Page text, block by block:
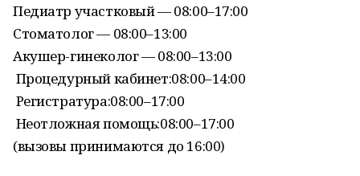
Педиатр участковый — 08:00–17:00
Стоматолог — 08:00–13:00
Акушер-гинеколог — 08:00–13:00
Процедурный кабинет:08:00–14:00
Регистратура:08:00–17:00
Неотложная помощь:08:00–17:00
(вызовы принимаются до 16:00)